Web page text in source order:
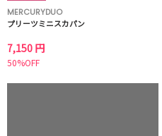
MERCURYDUO
プリーツミニスカパン
7,150 円
50%OFF